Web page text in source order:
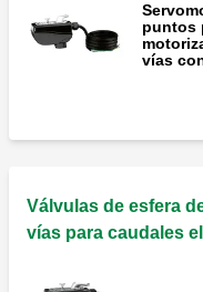
puntos
vías
Válvulas de esfera
vías para caudales